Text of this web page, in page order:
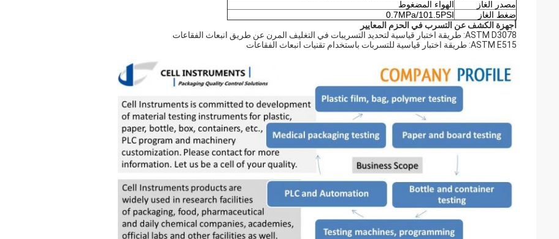
مصدر الغاز
الهواء المضغوط
ضغط الغاز
0.7MPa/101.5PSI
أجهزة الكشف عن التسرب في الحزم المعايير
ASTM D3078: طريقة اختبار قياسية لتحديد التسريبات في التغليف المرن عن طريق انبعاث الفقاعات
ASTM E515: طريقة اختبار قياسية للتسربات باستخدام تقنيات انبعاث الفقاعات